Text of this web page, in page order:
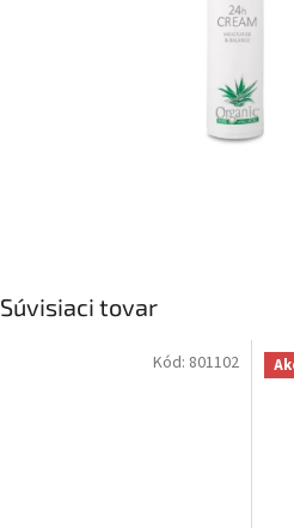
Súvisiaci tovar
Kód: 801102